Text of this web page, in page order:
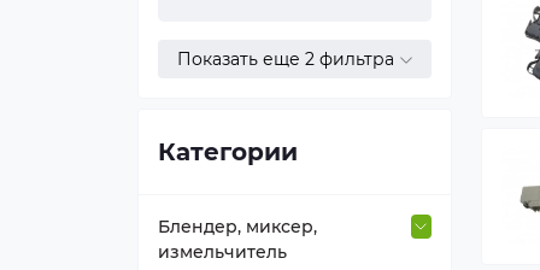
Показать еще 2 фильтра
Категории
Блендер, миксер,
измельчитель